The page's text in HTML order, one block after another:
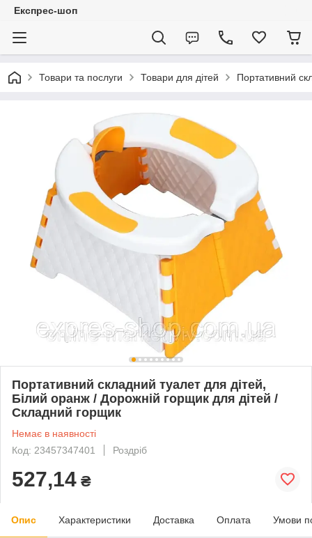
Експрес-шоп
Товари та послуги Товари для дітей Портативний
Портативний складний туалет для дітей,
Білий оранж / Дорожній горщик для дітей /
Складний горщик
Немає в наявності
Код: 23457347401
Роздріб
527,14 ₴
Опис Характеристики Доставка Оплата Умови